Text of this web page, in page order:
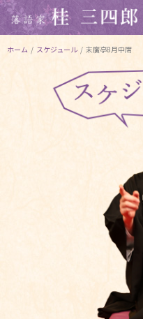
ホーム / スケジュール / 末廣亭8月中席